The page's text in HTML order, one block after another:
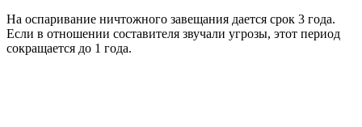
На оспаривание ничтожного завещания дается срок 3 года.
Если в отношении составителя звучали угрозы, этот период
сокращается до 1 года.